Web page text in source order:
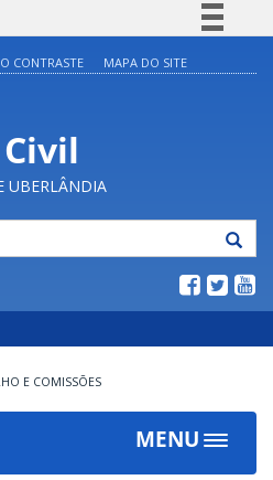
Legislação
Canais
CONTRASTE MAPA DO SITE
UBERLÂNDIA
E COMISSÕES
MENU
Toggle